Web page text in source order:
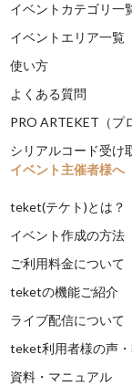
イベントカテゴリ一
イベントエリア一覧
使い方
よくある質問
PRO ARTEKET（プ
シリアルコード受け
イベント主催者様へ
teket(テケト)とは？
イベント作成の方法
ご利用料金について
teketの機能ご紹介
ライブ配信について
teket利用者様の声
資料・マニュアル